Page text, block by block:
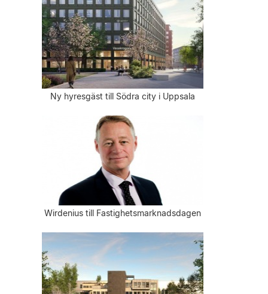
Ny hyresgäst till Södra city i Uppsala
Wirdenius till Fastighetsmarknadsdagen